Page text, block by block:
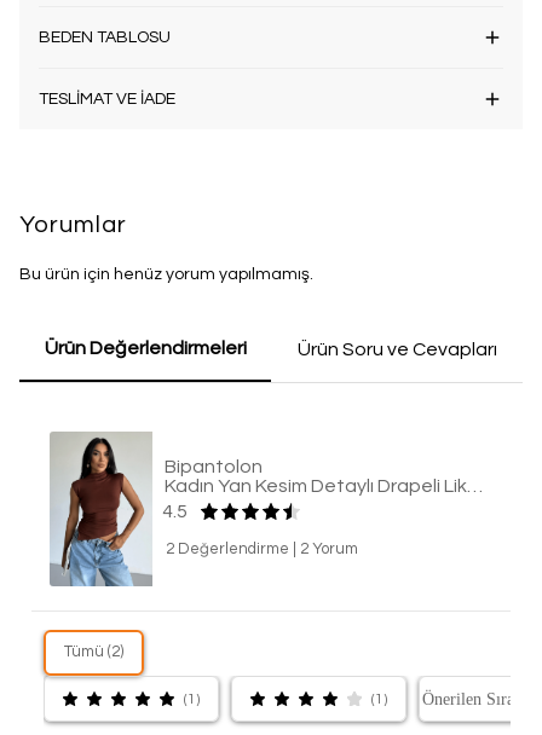
BEDEN TABLOSU
TESLİMAT VE İADE
Yorumlar
Bu ürün için henüz yorum yapılmamış.
Ürün Değerlendirmeleri Ürün Soru ve Cevapları
Bipantolon
4.5
2 Değerlendirme 2 Yorum
Tümü (2)
(1) (1)